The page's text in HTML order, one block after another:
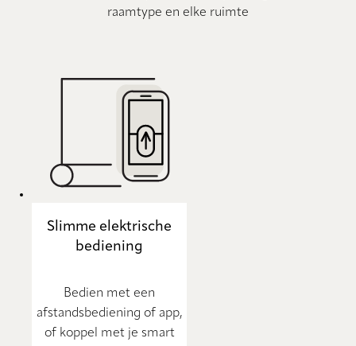
raamtype en elke ruimte
Slimme elektrische
bediening
Bedien met een
afstandsbediening of app,
of koppel met je smart